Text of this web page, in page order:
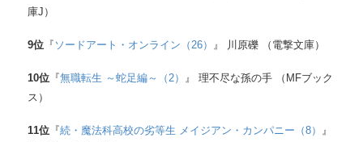
庫J）
9位 『 ソードアート・オンライン（26） 』 川原礫 （電撃文庫）
10位 『無職転生 ～蛇足編～（2）
』 理不尽な孫の手 （MFブック
ス）
11位 『続・魔法科高校の劣等生 メイジアン・カンパニー（8）
』